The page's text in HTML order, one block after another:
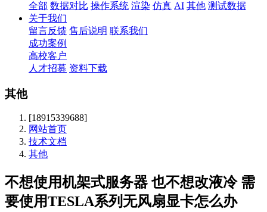
全部 数据对比 操作系统 渲染 仿真 AI 其他 测试数据
关于我们
留言反馈 售后说明 联系我们
成功案例
高校客户
人才招募 资料下载
其他
[18915339688]
网站首页
技术文档
其他
不想使用机架式服务器 也不想改液冷 需
要使用TESLA系列无风扇显卡怎么办